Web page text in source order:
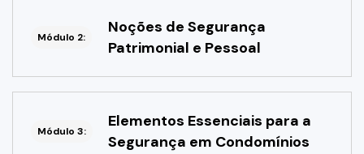
Módulo 2:
Noções de Segurança
Patrimonial e Pessoal
Módulo 3:
Elementos Essenciais para a
Segurança em Condomínios